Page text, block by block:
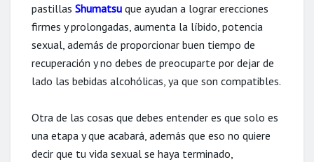
pastillas Shumatsu que ayudan a lograr erecciones
firmes y prolongadas, aumenta la líbido, potencia
sexual, además de proporcionar buen tiempo de
recuperación y no debes de preocuparte por dejar de
lado las bebidas alcohólicas, ya que son compatibles.
Otra de las cosas que debes entender es que solo es
una etapa y que acabará, además que eso no quiere
decir que tu vida sexual se haya terminado,